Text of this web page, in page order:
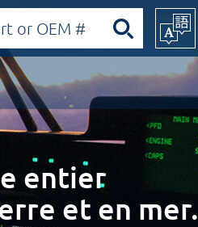
entier
et en mer.